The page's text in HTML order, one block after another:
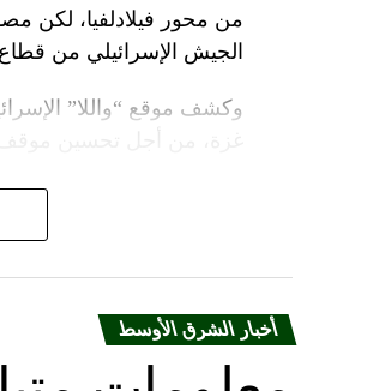
من محور فيلادلفيا، لكن
الجيش الإسرائيلي من
وكشف موقع “واللا”
وأشارت مصادر الموقع
لكن موقع “واللا” أوضح أن
القتال ضد حماس، وعدم
ووسط هذا المشهد، يأتي
أخبار الشرق الأوسط